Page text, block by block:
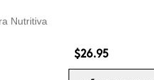
Nutritiva
$26.95